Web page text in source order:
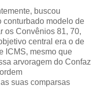
buscou
conturbado modelo de
os Convênios 81, 70,
central era o de
ICMS, mesmo que
arvoragem do Confaz
suas comparsas